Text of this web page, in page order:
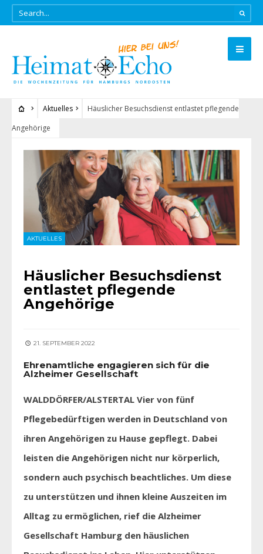
Aktuelles
Häuslicher Besuchsdienst entlastet pflegende
Angehörige
AKTUELLES
Häuslicher Besuchsdienst
entlastet pflegende
Angehörige
21. SEPTEMBER 2022
Ehrenamtliche engagieren sich für die
Alzheimer Gesellschaft
WALDDÖRFER/ALSTERTAL Vier von fünf
Pflegebedürftigen werden in Deutschland von
ihren Angehörigen zu Hause gepflegt. Dabei
leisten die Angehörigen nicht nur körperlich,
sondern auch psychisch beachtliches. Um diese
zu unterstützen und ihnen kleine Auszeiten im
Alltag zu ermöglichen, rief die Alzheimer
Gesellschaft Hamburg den häuslichen